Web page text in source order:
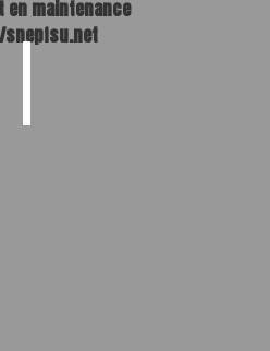
en maintenance